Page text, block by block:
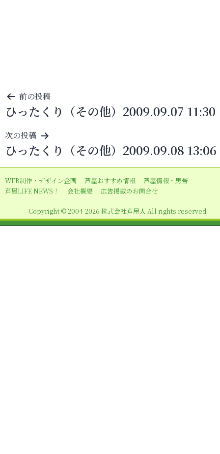
投
稿
ナ
ビ
ゲ
ー
シ
ン
前の投稿
ひったくり（その他）2009.09.07 11:30
次の投稿
ひったくり（その他）2009.09.08 13:06
WEB制作・デザイン企画 芦屋おすすめ情報
芦屋情報・黒帯
芦屋LIFE NEWS！
会社概要 広告掲載のお問合せ
Copyright © 2004-2026 株式会社芦屋人 All rights reserved.